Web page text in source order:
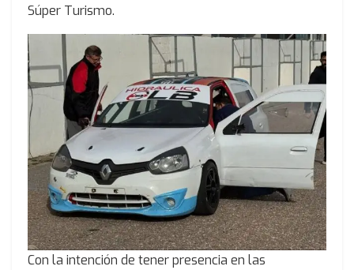
Súper Turismo.
Con la intención de tener presencia en las